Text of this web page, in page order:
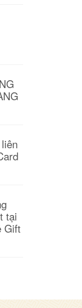
tại
Gift